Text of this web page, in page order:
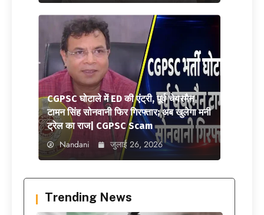
CGPSC घोटाले में ED की एंट्री, पूर्व चेयरमैन
टामन सिंह सोनवानी फिर गिरफ्तार; अब खुलेगा मनी
ट्रेल का राज| CGPSC Scam
Nandani जुलाई 26, 2026
Trending News